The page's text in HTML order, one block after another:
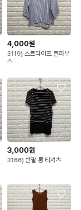
4,000원
3119) 스트라이프 블라우
스
3,000원
3166) 반팔 롱 티셔츠